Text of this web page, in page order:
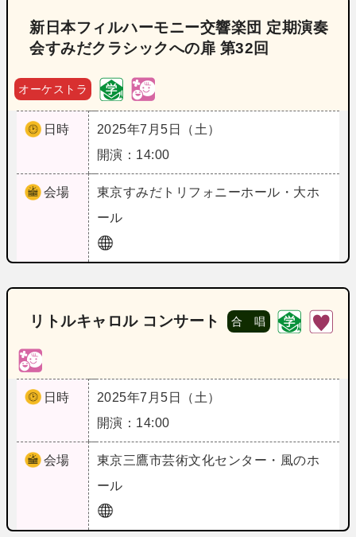
新日本フィルハーモニー交響楽団 定期演奏
会すみだクラシックへの扉 第32回
オーケストラ
日時
2025年7月5日（土）
開演：14:00
会場 東京すみだトリフォニーホール・大ホ
ール
リトルキャロル コンサート 合 唱
日時
2025年7月5日（土）
開演：14:00
会場 東京三鷹市芸術文化センター・風のホ
ール